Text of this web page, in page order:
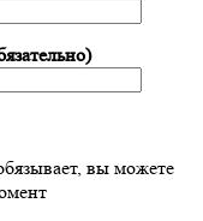
вы можете